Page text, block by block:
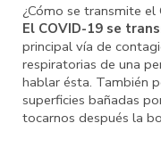
¿Cómo se transmite el
El COVID-19 se
principal vía de
respiratorias de una
hablar ésta. También
superficies bañadas
tocarnos después la